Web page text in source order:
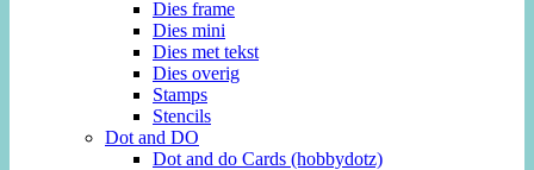
Dies frame
Dies mini
Dies met tekst
Dies overig
Stamps
Stencils
Dot and DO
Dot and do Cards (hobbydotz)